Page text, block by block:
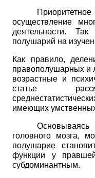
осуществление
деятельности.
полушарий на
Как правило,
правополушарных и
возрастные и
статье
имеющих
головного мозга,
полушарие
функции у
субдоминантным.